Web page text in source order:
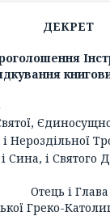
ДЕКРЕТ
і Нероздільної
Сина, і Святого
Отець і Глава
Греко-